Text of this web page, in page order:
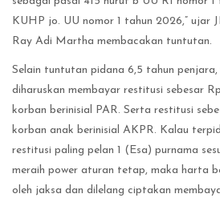
KUHP jo. UU nomor 1 tahun 2026,” ujar
Ray Adi Martha membacakan tuntutan.
Selain tuntutan pidana 6,5 tahun
diharuskan membayar restitusi sebesar
korban berinisial PAR. Serta restitusi
korban anak berinisial AKPR. Kalau
restitusi paling pelan 1 (Esa) purnama
meraih power aturan tetap, maka harta
oleh jaksa dan dilelang ciptakan